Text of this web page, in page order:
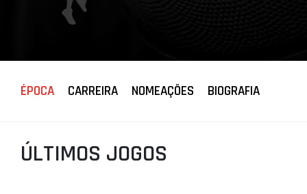
ÉPOCA CARREIRA NOMEAÇÕES BIOGRAFIA
ÚLTIMOS JOGOS